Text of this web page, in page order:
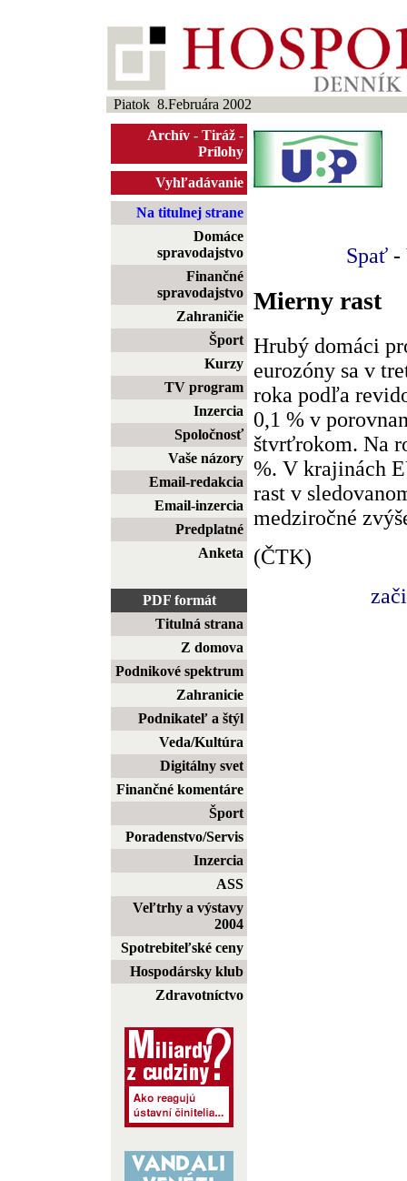
Piatok 8.Februára 2002
Archív - Tiráž -
Prílohy
Vyhľadávanie
Na titulnej strane
Domáce
spravodajstvo
Finančné
spravodajstvo
Zahraničie
Šport
Kurzy
TV program
Inzercia
Spoločnosť
Vaše názory
Email-redakcia
Email-inzercia
Predplatné
Anketa
PDF formát
Titulná strana
Z domova
Podnikové spektrum
Zahranicie
Podnikateľ a štýl
Veda/Kultúra
Digitálny svet
Finančné komentáre
Šport
Poradenstvo/Servis
Inzercia
ASS
Veľtrhy a výstavy
2004
Spotrebiteľské ceny
Hospodársky klub
Zdravotníctvo
Spať -
Mierny rast
Hrubý domáci
eurozóny sa v
roka podľa
0,1 % v
štvrťrokom. Na
%. V krajinách
rast v
medziročné
(ČTK)